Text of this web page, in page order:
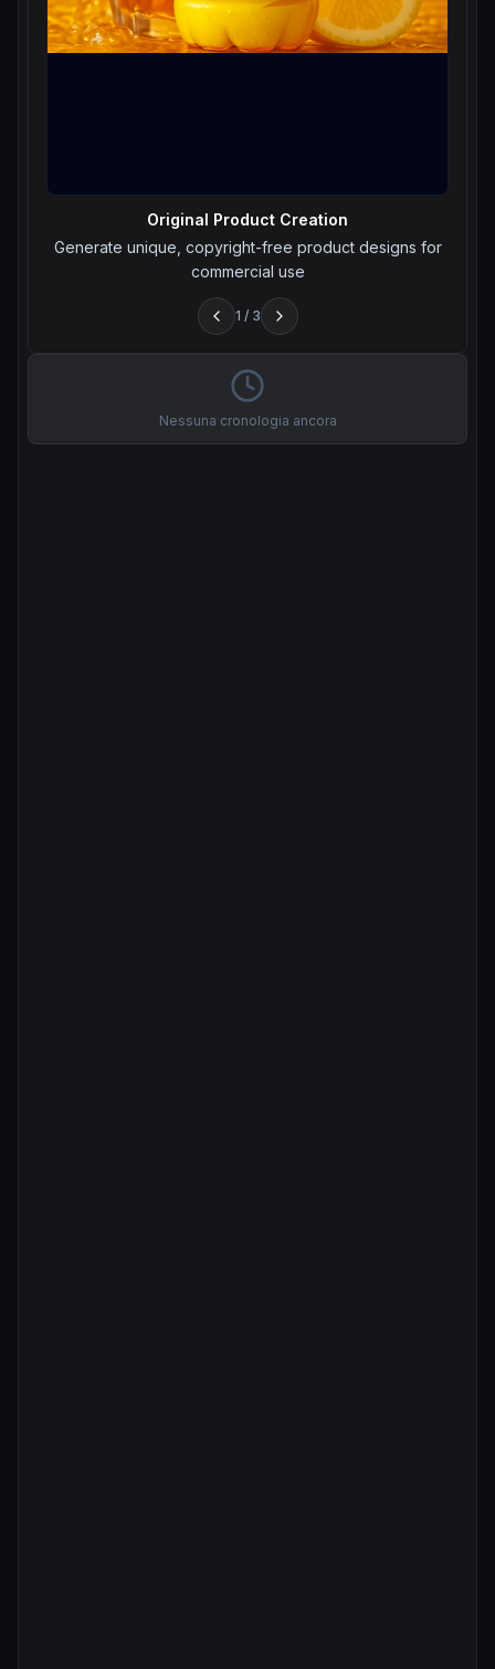
Original Product Creation
Generate unique, copyright-free product designs for
commercial use
1 / 3
Nessuna cronologia ancora